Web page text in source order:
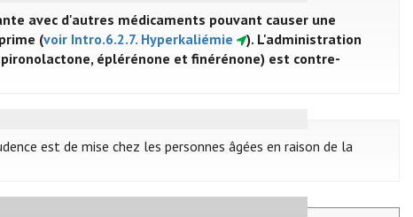
avec d'autres médicaments pouvant causer une
(voir Intro.6.2.7. Hyperkaliémie
). L'administration
éplérénone et finérénone) est contre-
est de mise chez les personnes âgées en raison de la